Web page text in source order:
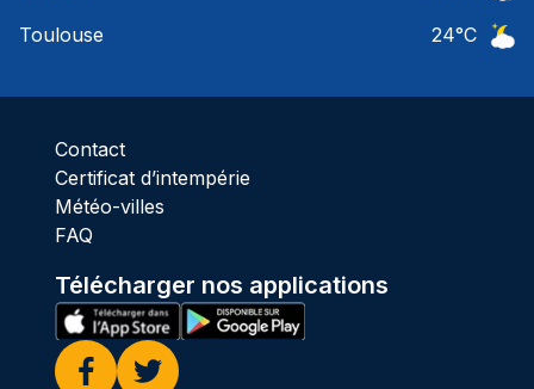
Toulouse
24°C
Contact
Certificat d’intempérie
Météo-villes
FAQ
Télécharger nos applications